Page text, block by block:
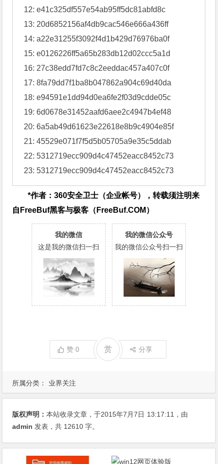
2: e3198f710f307e16413cd7d599f971eb
3: 1552ccfa8cef81056d5c23d167cafd19c
4: 1552ccfa8cef81056d5c23d167cafd19
5: bba33d5501a780c392e4da520506da25
6: 6b08cdde7530efab0a9a5275ff4867b3
7: abba9c49e181f27b4f387ab88c505646
8: a22e31255f3092f4d1b429d76976ba0f
9: 8268182d660f2d72c05ff3c2bec90f61
10: 8910b238873a26f76854c102eab68673
11: 2a011d1c0ad02a9acf5315ccb7657713
12: e41c325df557e54ab95ff5dc81abfd8c
13: 20d6852156af4db9cac546e666a436ff
14: a22e31255f3092f4d1b429d76976ba0f
15: e0126226ff5a65b283db12d02ccc5a1d
16: 27c38edd7fd7c8c2eeddac457a407c0f
17: 8fa79dd7f1ba8b047862a904c69d40da
18: e94591e1dd94d0ea6fe2f03d9cdde05c
19: 6d0678e31452aafd6aee2c4947b4ef48
20: 6a5ab49d61623e22618e8b9c4904e85f
21: 45529e071f7f5d5b05705a9e35c5ddab
22: 5312719ecc909d4c47452eacc8452c73
*作者：360安全卫士（企业帐号），转载须注明来
自FreeBuf黑客与极客（FreeBuf.COM）
我的微信
这是我的微信扫一扫
我的微信公众号扫一扫